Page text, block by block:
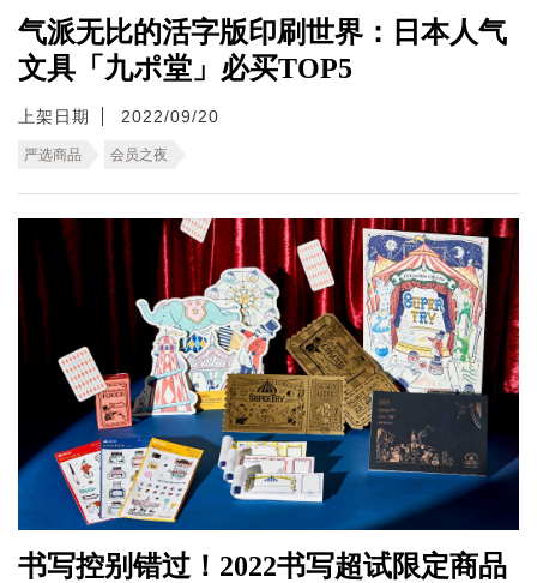
气派无比的活字版印刷世界：日本人气
文具「九ポ堂」必买TOP5
上架日期 2022/09/20
严选商品 会员之夜
书写控别错过！2022书写超试限定商品